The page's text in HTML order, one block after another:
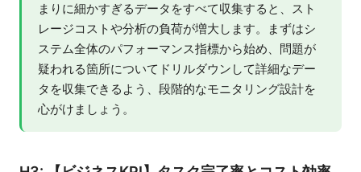
まりに細かすぎるデータをすべて収集すると、スト
レージコストや分析の負荷が増大します。まずはシ
ステム全体のパフォーマンス指標から始め、問題が
疑われる箇所についてドリルダウンして詳細なデー
タを収集できるよう、段階的なモニタリング設計を
心がけましょう。